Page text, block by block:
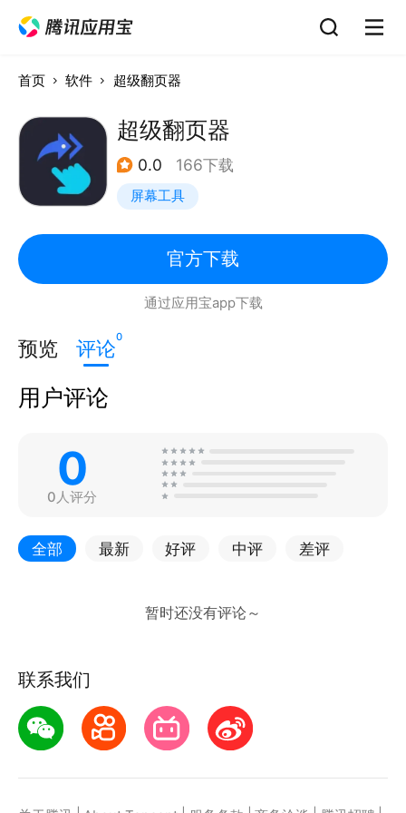
首页 软件 超级翻页器
超级翻页器
0.0 166下载
屏幕工具
官方下载
通过应用宝app下载
预览 评论0
用户评论
0
0人评分
全部 最新 好评 中评 差评
联系我们